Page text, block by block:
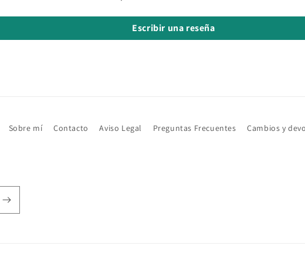
Escribir una reseña
Sobre mí Contacto Aviso Legal Preguntas Frecuentes Cambios y